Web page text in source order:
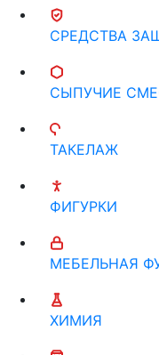
СРЕДСТВА
СЫПУЧИЕ
ТАКЕЛАЖ
ФИГУРКИ
МЕБЕЛЬНАЯ
ХИМИЯ